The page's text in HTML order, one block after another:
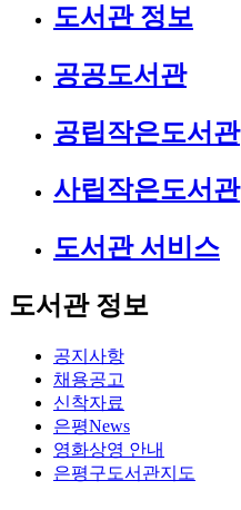
도서관 정보
공공도서관
공립작은도서관
사립작은도서관
도서관 서비스
도서관 정보
공지사항
채용공고
신착자료
은평News
영화상영 안내
은평구도서관지도